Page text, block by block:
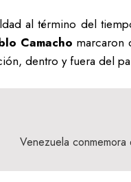
al término del
Camacho marcaron
dentro y fuera del
Venezuela